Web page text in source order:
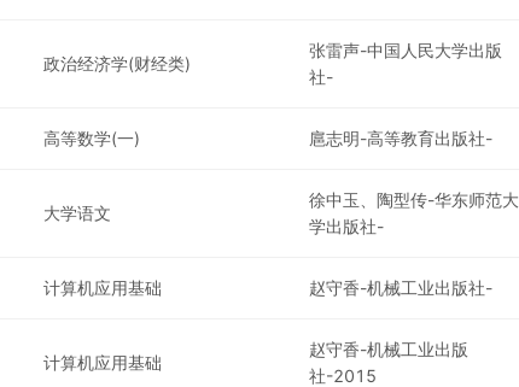
政治经济学(财经类)
张雷声-中国人民大学出版
社-
高等数学(一) 扈志明-高等教育出版社-
大学语文
徐中玉、陶型传-华东师范大
学出版社-
计算机应用基础 赵守香-机械工业出版社-
计算机应用基础
赵守香-机械工业出版
社-2015